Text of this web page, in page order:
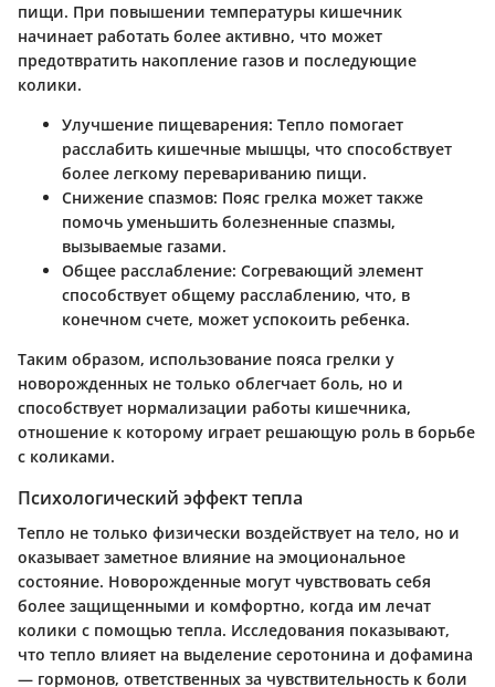
пищи. При повышении температуры кишечник
начинает работать более активно, что может
предотвратить накопление газов и последующие
колики.
Улучшение пищеварения: Тепло помогает
расслабить кишечные мышцы, что способствует
более легкому перевариванию пищи.
Снижение спазмов: Пояс грелка может также
помочь уменьшить болезненные спазмы,
вызываемые газами.
Общее расслабление: Согревающий элемент
способствует общему расслаблению, что, в
конечном счете, может успокоить ребенка.
Таким образом, использование пояса грелки у
новорожденных не только облегчает боль, но и
способствует нормализации работы кишечника,
отношение к которому играет решающую роль в борьбе
с коликами.
Психологический эффект тепла
Тепло не только физически воздействует на тело, но и
оказывает заметное влияние на эмоциональное
состояние. Новорожденные могут чувствовать себя
более защищенными и комфортно, когда им лечат
колики с помощью тепла. Исследования показывают,
что тепло влияет на выделение серотонина и дофамина
— гормонов, ответственных за чувствительность к боли